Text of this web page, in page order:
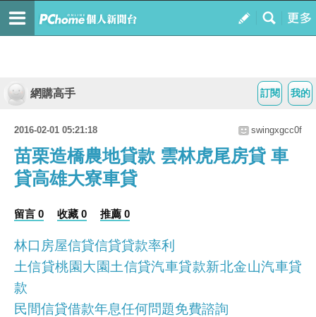
我的
訂閱
網購高手
2016-02-01 05:21:18 swingxgcc0f
苗栗造橋農地貸款 雲林虎尾房貸 車
貸高雄大寮車貸
留言 0 收藏 0 推薦 0
林口房屋信貸信貸貸款率利
土信貸桃園大園土信貸汽車貸款新北金山汽車貸
款
民間信貸借款年息任何問題免費諮詢